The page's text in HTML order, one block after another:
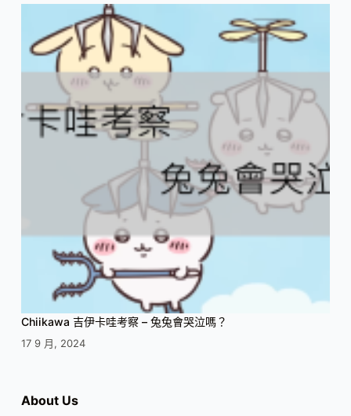
Chiikawa 吉伊卡哇考察 – 兔兔會哭泣嗎？
17 9 月, 2024
About Us